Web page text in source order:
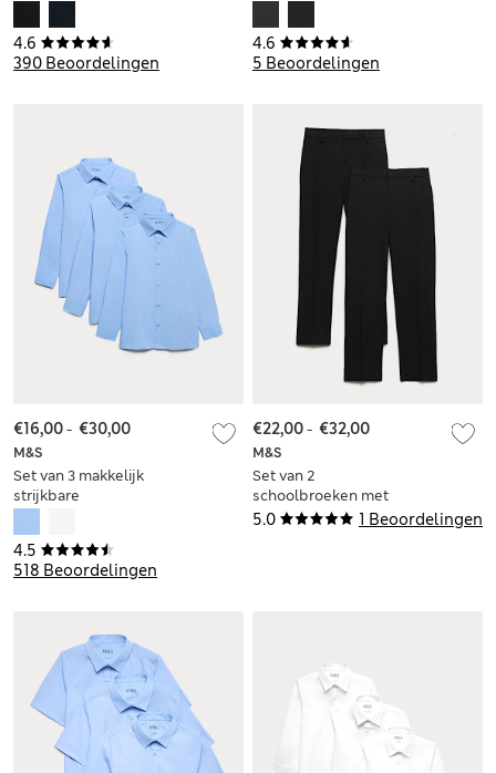
4.6
390 Beoordelingen
pasvorm (3-18 jaar)
4.6
5 Beoordelingen
voor jongens (2-18
jaar)
4.5
518 Beoordelingen
M&S
Set van 3 makkelijk
strijkbare
voor jongens (2-16
jaar)
€16,00- €30,00
5.0 1 Beoordelingen
M&S
Set van 2
schoolbroeken met
slimfit voor jongens
€22,00- €32,00